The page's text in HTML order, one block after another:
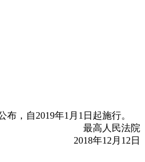
，自2019年1月1日起施行。
最高人民法院
2018年12月12日